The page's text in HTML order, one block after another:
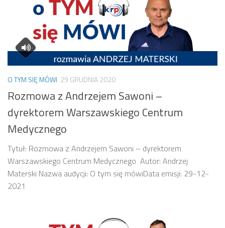
O TYM SIĘ MÓWI 29 GRUDNIA 2020
Rozmowa z Andrzejem Sawoni –
dyrektorem Warszawskiego Centrum
Medycznego
Tytuł: Rozmowa z Andrzejem Sawoni – dyrektorem
Warszawskiego Centrum Medycznego Autor: Andrzej
Materski Nazwa audycji: O tym się mówiData emisji: 29-12-
2021